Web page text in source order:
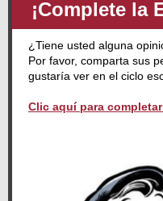
¡Complete la
¿Tiene usted alguna
Por favor, comparta sus
gustaría ver en el ciclo
Clic aquí para